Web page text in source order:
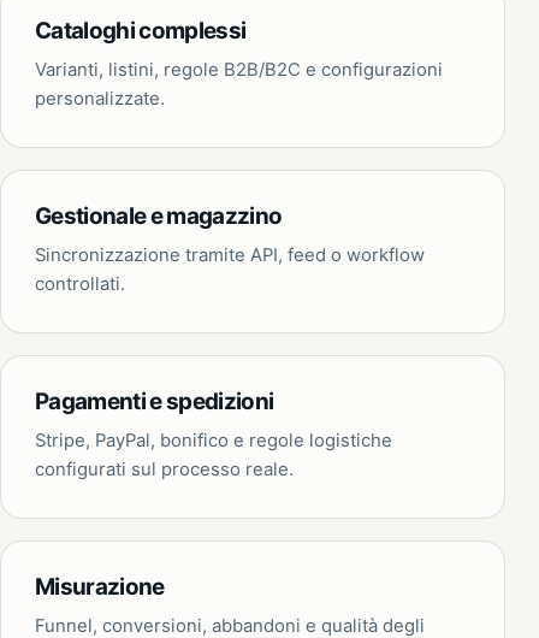
Cataloghi complessi
Varianti, listini, regole B2B/B2C e configurazioni
personalizzate.
Gestionale e magazzino
Sincronizzazione tramite API, feed o workflow
controllati.
Pagamenti e spedizioni
Stripe, PayPal, bonifico e regole logistiche
configurati sul processo reale.
Misurazione
Funnel, conversioni, abbandoni e qualità degli